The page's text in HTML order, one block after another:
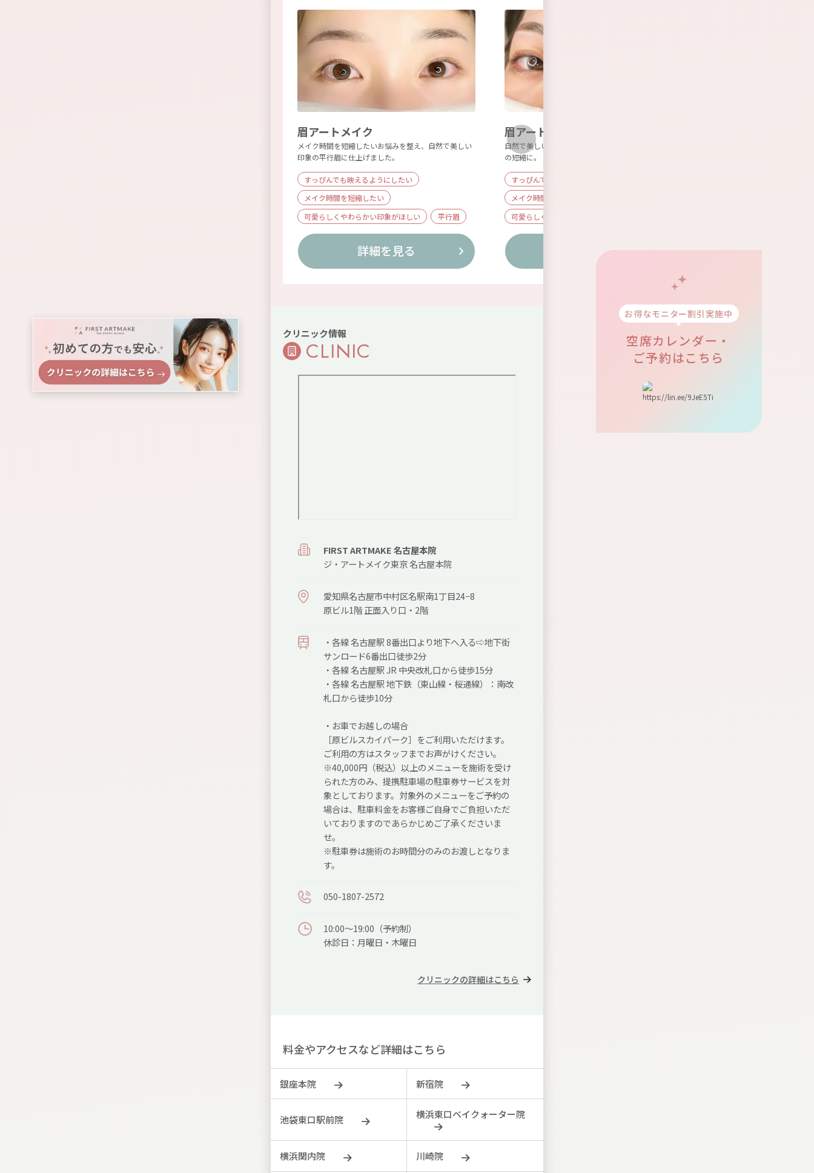
眉アートメイク
メイク時間を短縮したいお悩みを整え、自然で美しい
印象の平行眉に仕上げました。
すっぴんでも映えるようにしたい
メイク時間を短縮したい
可愛らしくやわらかい印象がほしい
平行眉
詳細を見る
眉アートメイク
自然で美しい印象の平行眉に整え、日々のメイク時間
の短縮に。
すっぴんでも映えるようにしたい
メイク時間を短縮したい
可愛らしくやわらかい印象がほしい
詳細を見る
クリニック情報
CLINIC
FIRST ARTMAKE 名古屋本院
ジ・アートメイク東京 名古屋本院
愛知県名古屋市中村区名駅南1丁目24−8
原ビル1階 正面入り口・2階
・各線 名古屋駅 8番出口より地下へ入る⇨地下街
サンロード6番出口徒歩2分
・各線 名古屋駅 JR 中央改札口から徒歩15分
・各線 名古屋駅 地下鉄（東山線・桜通線）：南改
札口から徒歩10分
・お車でお越しの場合
［原ビルスカイパーク］をご利用いただけます。
ご利用の方はスタッフまでお声がけください。
※40,000円（税込）以上のメニューを施術を受け
られた方のみ、提携駐車場の駐車券サービスを対
象としております。対象外のメニューをご予約の
場合は、駐車料金をお客様ご自身でご負担いただ
いておりますのであらかじめご了承くださいま
せ。
※駐車券は施術のお時間分のみのお渡しとなりま
す。
050-1807-2572
10:00〜19:00（予約制）
休診⽇：⽉曜⽇・⽊曜⽇
クリニックの詳細はこちら
料金やアクセスなど詳細はこちら
銀座本院 新宿院
池袋東口駅前院 横浜東口ベイクォーター院
横浜関内院 川崎院
お得なモニター割引実施中
空席カレンダー・
ご予約はこちら